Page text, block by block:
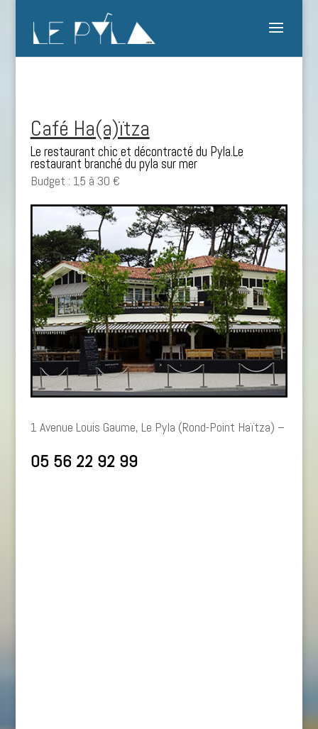
Café Ha(a)ïtza
Le restaurant chic et décontracté du Pyla.Le
restaurant branché du pyla sur mer
Budget : 15 à 30 €
1 Avenue Louis Gaume, Le Pyla (Rond-Point Haïtza) –
05 56 22 92 99